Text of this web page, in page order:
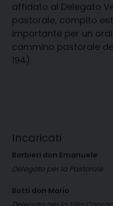
affidato al Delegato
pastorale, compito
importante per un
cammino pastorale
194)
Incaricati
Barbieri don Emanuele
Delegato per la Pastorale
Botti don Mario